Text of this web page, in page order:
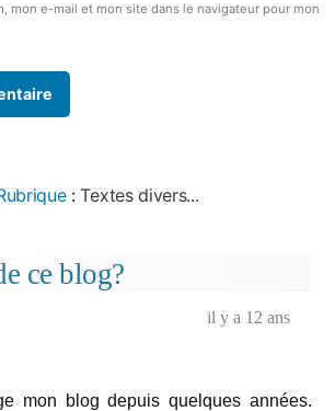
mon e-mail et mon site dans le navigateur pour mon
:Textes divers...
ce blog?
il y a 12 ans
mon blog depuis quelques années.